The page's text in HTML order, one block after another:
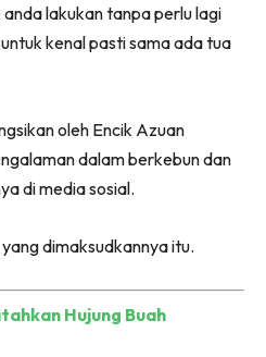
lakukan tanpa perlu lagi
kenal pasti sama ada tua
oleh Encik Azuan
dalam berkebun dan
di media sosial.
dimaksudkannya itu.
Hujung Buah